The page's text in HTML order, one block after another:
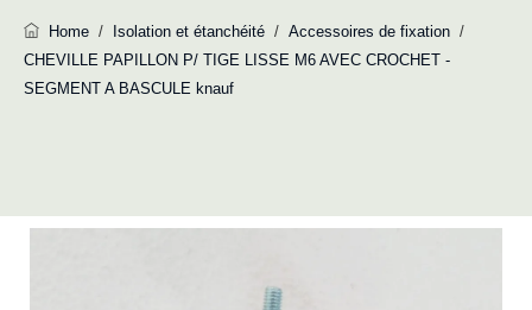
Home / Isolation et étanchéité / Accessoires de fixation /
CHEVILLE PAPILLON P/ TIGE LISSE M6 AVEC CROCHET -
SEGMENT A BASCULE knauf